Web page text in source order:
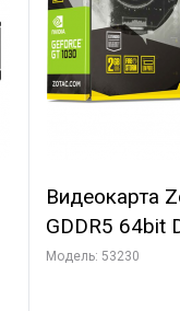
Видеокарта
GDDR5 64bit
RTL
Модель: 53230